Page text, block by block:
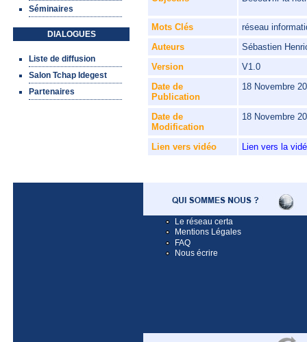
Séminaires
DIALOGUES
Liste de diffusion
Salon Tchap Idegest
Partenaires
Mots Clés
réseau
Auteurs
Sébastien
Version
V1.0
Date de
Publication
18 Novembre
Date de
Modification
18 Novembre
Lien vers vidéo Lien vers la
Le réseau certa
Mentions Légales
FAQ
Nous écrire